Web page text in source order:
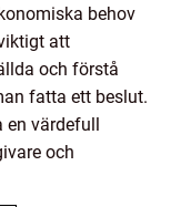
behov
att
och förstå
fatta ett beslut.
värdefull
och